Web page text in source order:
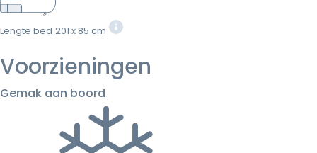
Lengte bed 201 x 85 cm
Voorzieningen
Gemak aan boord